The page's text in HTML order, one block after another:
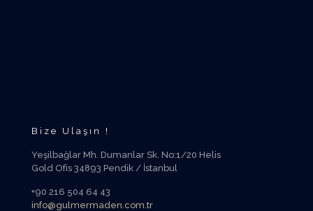
Bize Ulaşın !
Yeşilbağlar Mh. Dumanlar Sk. No:1/20 Helis
Gold Ofis 34893 Pendik / İstanbul
+90 216 504 64 43
info@gulmermaden.com.tr